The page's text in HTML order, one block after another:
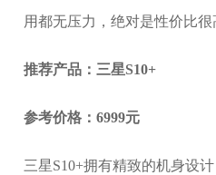
用都无压力，绝对是性价比很
推荐产品：三星S10+
参考价格：6999元
三星S10+拥有精致的机身设